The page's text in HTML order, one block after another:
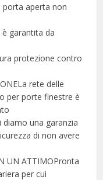
porta aperta non
garantita da
protezione contro
rete delle
per porte finestre è
diamo una garanzia
di non avere
UN ATTIMOPronta
per cui